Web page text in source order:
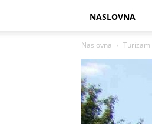
NASLOVNA
Naslovna Turizam